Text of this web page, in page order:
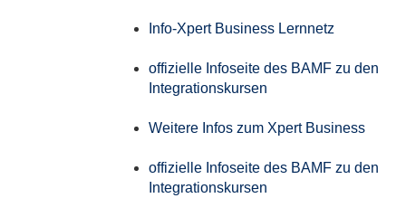
Info-Xpert Business Lernnetz
offizielle Infoseite des BAMF zu den
Integrationskursen
Weitere Infos zum Xpert Business
offizielle Infoseite des BAMF zu den
Integrationskursen